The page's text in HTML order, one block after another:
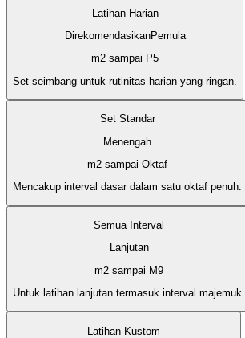
Latihan Harian
DirekomendasikanPemula
m2 sampai P5
Set seimbang untuk rutinitas harian yang ringan.
Set Standar
Menengah
m2 sampai Oktaf
Mencakup interval dasar dalam satu oktaf penuh.
Semua Interval
Lanjutan
m2 sampai M9
Untuk latihan lanjutan termasuk interval majemuk.
Latihan Kustom